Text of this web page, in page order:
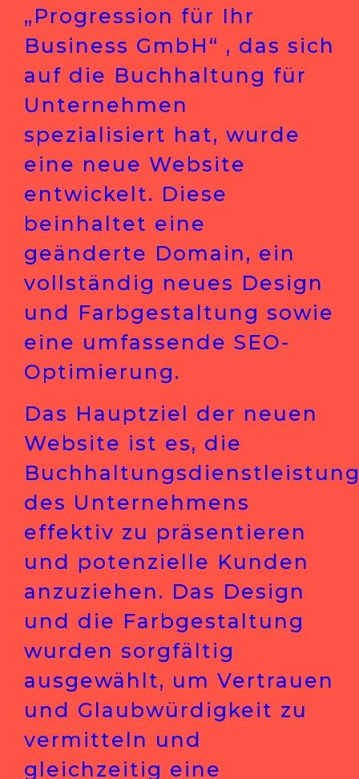
„Progression für Ihr
Business GmbH“ , das sich
auf die Buchhaltung für
Unternehmen
spezialisiert hat, wurde
eine neue Website
entwickelt. Diese
beinhaltet eine
geänderte Domain, ein
vollständig neues Design
und Farbgestaltung sowie
eine umfassende SEO-
Optimierung.
Das Hauptziel der neuen
Website ist es, die
des Unternehmens
effektiv zu präsentieren
und potenzielle Kunden
anzuziehen. Das Design
und die Farbgestaltung
wurden sorgfältig
ausgewählt, um Vertrauen
und Glaubwürdigkeit zu
vermitteln und
gleichzeitig eine